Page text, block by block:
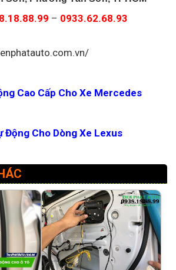
– 0933.62.68.93
Cao Cấp Cho Xe Mercedes
Động Cho Dòng Xe Lexus